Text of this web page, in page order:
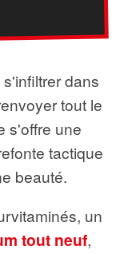
dans
tout le
s'offre une
tactique
beauté.
un
tout neuf,